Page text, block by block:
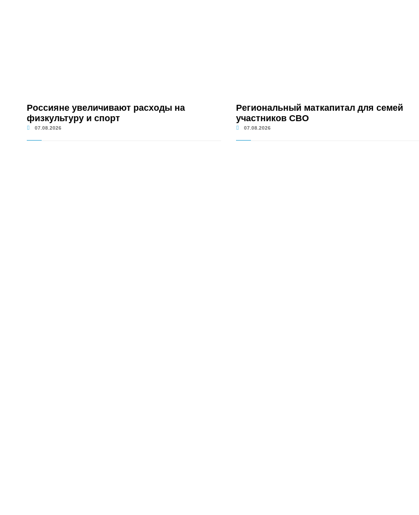
Россияне увеличивают расходы на
физкультуру и спорт
07.08.2026
Региональный маткапитал для семей
участников СВО
07.08.2026